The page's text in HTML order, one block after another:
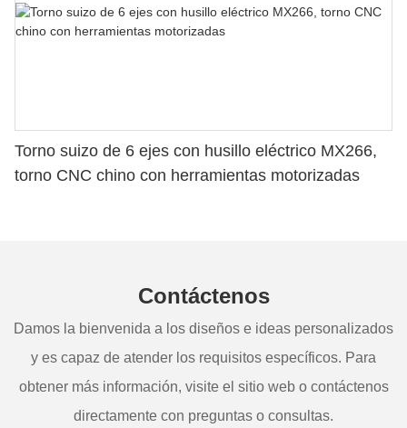
Torno suizo de 6 ejes con husillo eléctrico MX266,
torno CNC chino con herramientas motorizadas
Contáctenos
Damos la bienvenida a los diseños e ideas personalizados
y es capaz de atender los requisitos específicos. Para
obtener más información, visite el sitio web o contáctenos
directamente con preguntas o consultas.